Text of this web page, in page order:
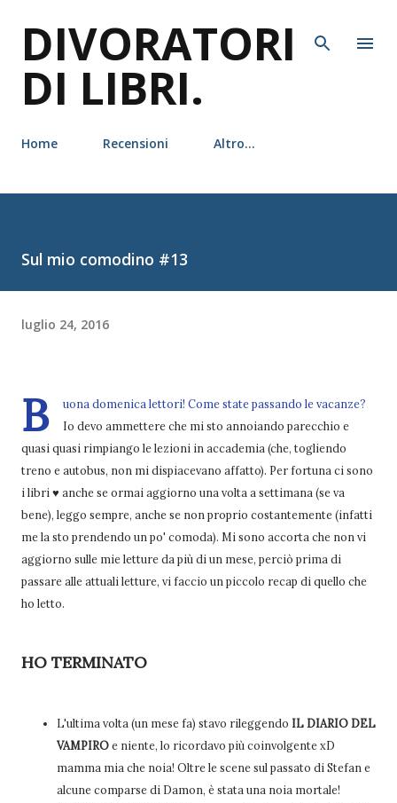
DIVORATORI
DI LIBRI.
Home Recensioni Altro…
Sul mio comodino #13
luglio 24, 2016
B
uona domenica lettori! Come state passando le vacanze?
Io devo ammettere che mi sto annoiando parecchio e
quasi quasi rimpiango le lezioni in accademia (che, togliendo
treno e autobus, non mi dispiacevano affatto). Per fortuna ci sono
i libri ♥ anche se ormai aggiorno una volta a settimana (se va
bene), leggo sempre, anche se non proprio costantemente (infatti
me la sto prendendo un po' comoda). Mi sono accorta che non vi
aggiorno sulle mie letture da più di un mese, perciò prima di
passare alle attuali letture, vi faccio un piccolo recap di quello che
ho letto.
HO TERMINATO
L'ultima volta (un mese fa) stavo rileggendo IL DIARIO DEL
VAMPIROe niente, lo ricordavo più coinvolgente xD
mamma mia che noia! Oltre le scene sul passato di Stefan e
alcune comparse di Damon, è stata una noia mortale!